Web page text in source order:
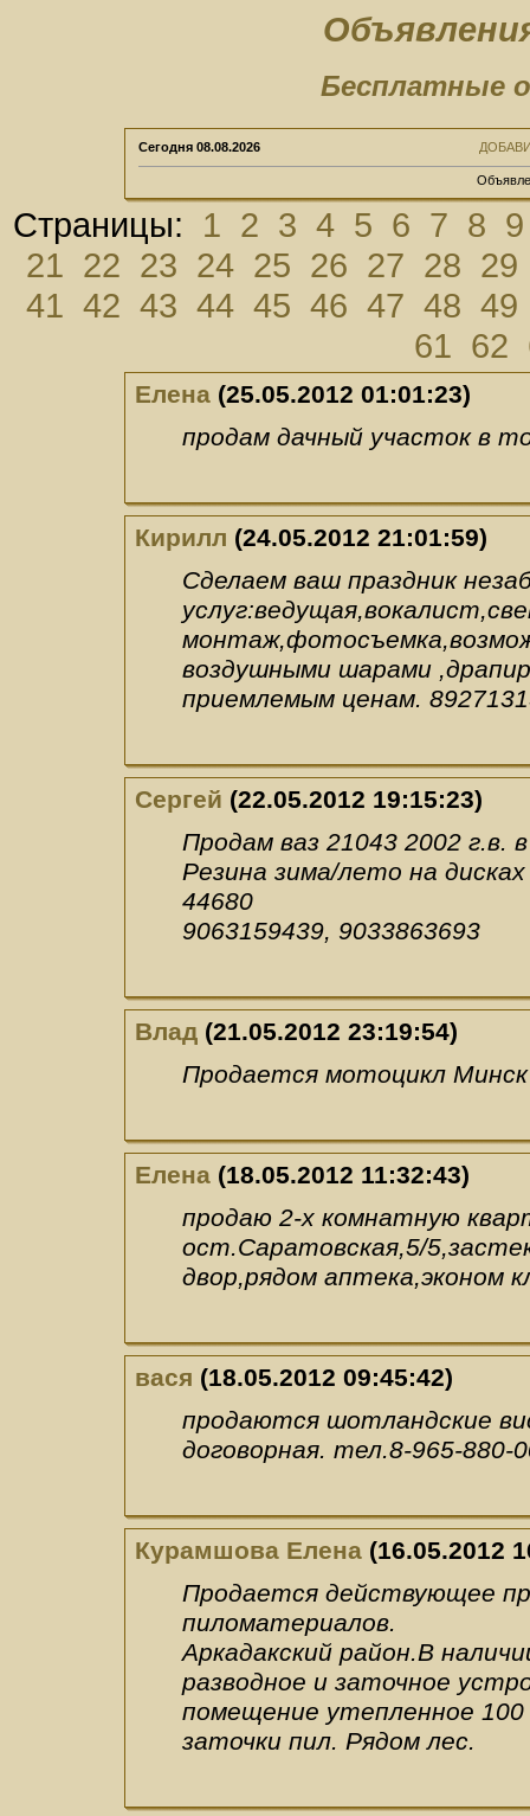
Бесплатные
Сегодня 08.08.2026
Страницы: 1 2 3 4 5 6 7 8 9
21 22 23 24 25 26 27 28 29
41 42 43 44 45 46 47 48 49
61 62
Елена (25.05.2012 01:01:23)
продам дачный участок в
Кирилл (24.05.2012 21:01:59)
Сделаем ваш праздник
воздушными шарами
приемлемым ценам.
Сергей (22.05.2012 19:15:23)
Продам ваз 21043 2002 г.в.
Резина зима/лето на дисках
44680
9063159439, 9033863693
Влад (21.05.2012 23:19:54)
Продается мотоцикл
Елена (18.05.2012 11:32:43)
продаю 2-х комнатную
ост.Саратовская,5/
двор,рядом аптека,эконом
вася (18.05.2012 09:45:42)
продаются шотландские
договорная. тел.8-965-880-
Курамшова Елена (16.05.2012
Продается действующее
пиломатериалов.
Аркадакский район.В
разводное и заточное
помещение утепленное
заточки пил. Рядом лес.